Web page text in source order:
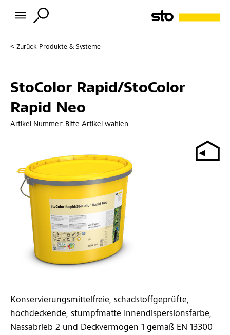
Zurück Produkte & Systeme
StoColor Rapid/StoColor
Rapid Neo
Artikel-Nummer: Bitte Artikel wählen
Konservierungsmittelfreie, schadstoffgeprüfte,
hochdeckende, stumpfmatte Innendispersionsfarbe,
Nassabrieb 2 und Deckvermögen 1 gemäß EN 13300